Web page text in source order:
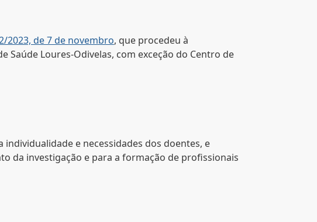
2023, de 7 de novembro, que procedeu à
Saúde Loures-Odivelas, com exceção do Centro de
e necessidades dos doentes, e
da investigação e para a formação de profissionais